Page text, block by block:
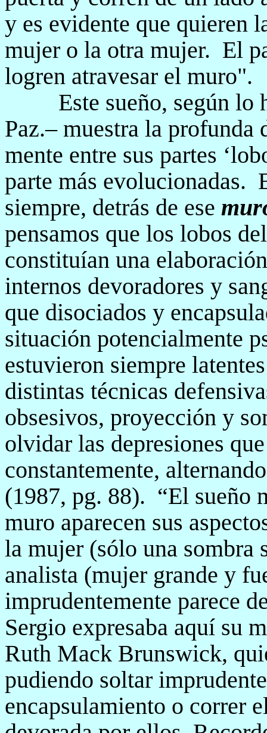
y es evidente que quieren
mujer o la otra mujer. El
logren atravesar el muro".
Este sueño, según lo
Paz.– muestra la profunda
mente entre sus partes
parte más evolucionadas.
siempre, detrás de ese
pensamos que los lobos
constituían una
internos devoradores y
que disociados y
situación potencialmente
estuvieron siempre
distintas técnicas
obsesivos, proyección y
olvidar las depresiones
constantemente,
(1987, pg. 88). “El sueño
muro aparecen sus
la mujer (sólo una sombra
analista (mujer grande y
imprudentemente parece
Sergio expresaba aquí su
Ruth Mack Brunswick,
pudiendo soltar
encapsulamiento o correr